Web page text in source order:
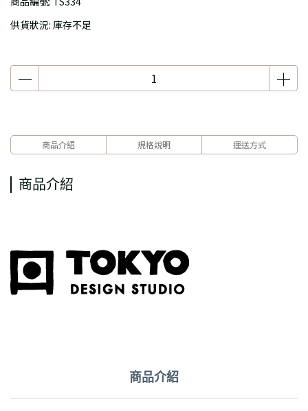
供貨狀況: 庫存不足
商品介紹 規格說明 運送方式
商品介紹
商品介紹